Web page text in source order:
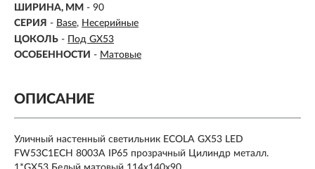
ШИРИНА, ММ - 90
СЕРИЯ - Base
Несерийные
ЦОКОЛЬ - Под GX53
ОСОБЕННОСТИ - Матовые
ОПИСАНИЕ
Уличный настенный светильник ECOLA GX53 LED
FW53C1ECH 8003A IP65 прозрачный Цилиндр металл.